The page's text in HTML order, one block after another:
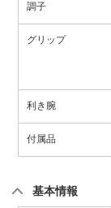
調子
グリップ
利き腕
付属品
基本情報